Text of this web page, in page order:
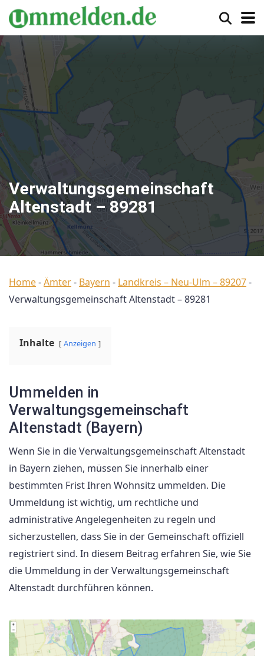
Verwaltungsgemeinschaft
Altenstadt – 89281
Home-Ämter- Bayern - Landkreis – Neu-Ulm – 89207-
Verwaltungsgemeinschaft Altenstadt – 89281
Inhalte Anzeigen
Ummelden in
Verwaltungsgemeinschaft
Altenstadt (Bayern)
Wenn Sie in die Verwaltungsgemeinschaft Altenstadt
in Bayern ziehen, müssen Sie innerhalb einer
bestimmten Frist Ihren Wohnsitz ummelden. Die
Ummeldung ist wichtig, um rechtliche und
administrative Angelegenheiten zu regeln und
sicherzustellen, dass Sie in der Gemeinschaft offiziell
registriert sind. In diesem Beitrag erfahren Sie, wie Sie
die Ummeldung in der Verwaltungsgemeinschaft
Altenstadt durchführen können.